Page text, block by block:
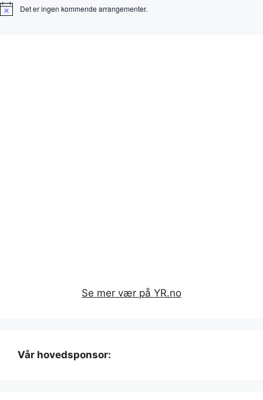
M
Det er ingen kommende arrangementer.
Se mer vær på YR.no
Vår hovedsponsor: